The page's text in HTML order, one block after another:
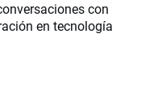
con
en tecnología